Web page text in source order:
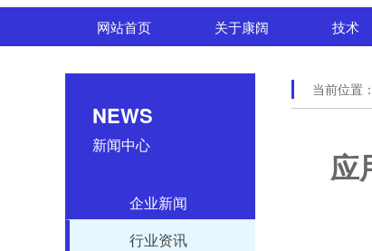
网站首页 关于康阔 技术
NEWS
新闻中心
企业新闻
行业资讯
当前位置：
应